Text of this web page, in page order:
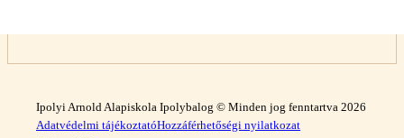
Ipolyi Arnold Alapiskola Ipolybalog © Minden jog fenntartva 2026
Adatvédelmi tájékoztatóHozzáférhetőségi nyilatkozat